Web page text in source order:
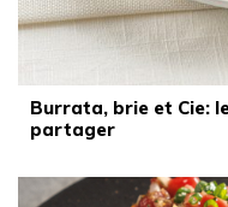
Burrata, brie et Cie:
partager